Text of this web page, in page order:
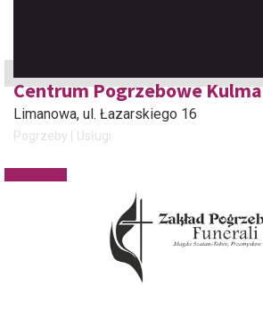
Centrum Pogrzebowe Kulma
Limanowa, ul. Łazarskiego 16
Pogrzeby Usługi